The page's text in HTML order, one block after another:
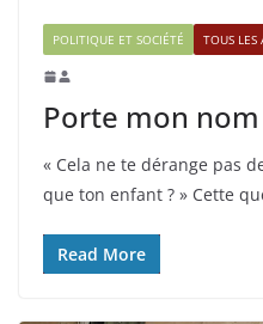
POLITIQUE ET SOCIÉTÉ TOUS LES
Porte mon nom
« Cela ne te dérange pas
que ton enfant ? » Cette
Read More